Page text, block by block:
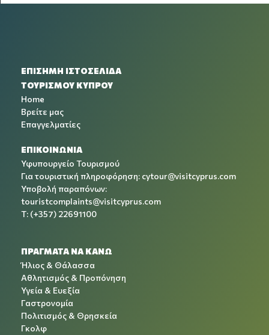
ΕΠΙΣΗΜΗ ΙΣΤΟΣΕΛΙΔΑ
ΤΟΥΡΙΣΜΟΥ ΚΥΠΡΟΥ
Home
Βρείτε μας
Επαγγελματίες
ΕΠΙΚΟΙΝΩΝΙΑ
Υφυπουργείο Τουρισμού
Για τουριστική πληροφόρηση: cytour@visitcyprus.com
Υποβολή παραπόνων:
touristcomplaints@visitcyprus.com
T: (+357) 22691100
ΠΡΑΓΜΑΤΑ ΝΑ ΚΑΝΩ
Ήλιος & Θάλασσα
Αθλητισμός & Προπόνηση
Υγεία & Ευεξία
Γαστρονομία
Πολιτισμός & Θρησκεία
Γκολφ